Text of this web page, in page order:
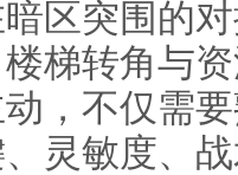
区突围的
梯转角与
，不仅需
灵敏度、